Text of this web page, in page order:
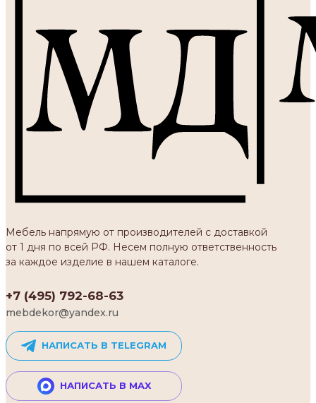
Мебель напрямую от производителей с доставкой
от 1 дня по всей РФ. Несем полную ответственность
за каждое изделие в нашем каталоге.
+7 (495) 792-68-63
mebdekor@yandex.ru
НАПИСАТЬ В TELEGRAM
НАПИСАТЬ В MAX